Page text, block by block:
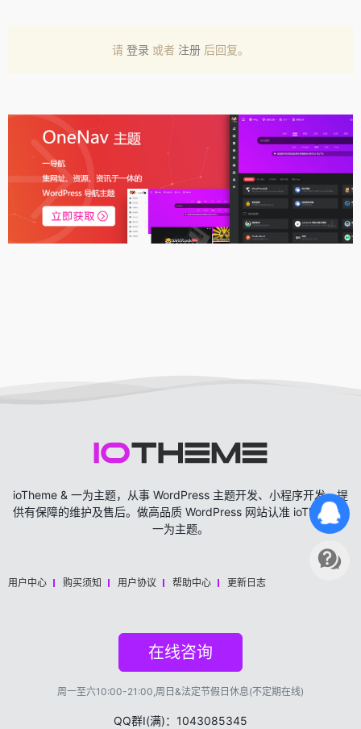
请 登录 或者 注册 后回复。
ioTheme & 一为主题，从事 WordPress 主题开发、小程序开发，提
供有保障的维护及售后。做高品质 WordPress 网站认准 ioTheme &
一为主题。
用户中心 购买须知 用户协议 帮助中心 更新日志
在线咨询
周一至六10:00-21:00,周日&法定节假日休息(不定期在线)
QQ群Ⅰ(满)：1043085345